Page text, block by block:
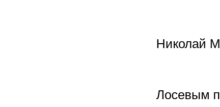
Николай
Лосевым